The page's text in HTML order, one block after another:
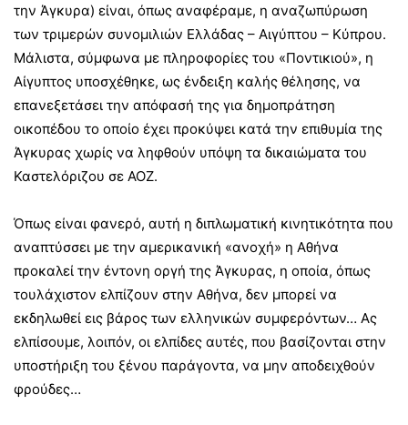
την Άγκυρα) είναι, όπως αναφέραμε, η αναζωπύρωση
των τριμερών συνομιλιών Ελλάδας – Αιγύπτου – Κύπρου.
Μάλιστα, σύμφωνα με πληροφορίες του «Ποντικιού», η
Αίγυπτος υποσχέθηκε, ως ένδειξη καλής θέλησης, να
επανεξετάσει την απόφασή της για δημοπράτηση
οικοπέδου το οποίο έχει προκύψει κατά την επιθυμία της
Άγκυρας χωρίς να ληφθούν υπόψη τα δικαιώματα του
Καστελόριζου σε ΑΟΖ.
Όπως είναι φανερό, αυτή η διπλωματική κινητικότητα που
αναπτύσσει με την αμερικανική «ανοχή» η Αθήνα
προκαλεί την έντονη οργή της Άγκυρας, η οποία, όπως
τουλάχιστον ελπίζουν στην Αθήνα, δεν μπορεί να
εκδηλωθεί εις βάρος των ελληνικών συμφερόντων… Ας
ελπίσουμε, λοιπόν, οι ελπίδες αυτές, που βασίζονται στην
υποστήριξη του ξένου παράγοντα, να μην αποδειχθούν
φρούδες…